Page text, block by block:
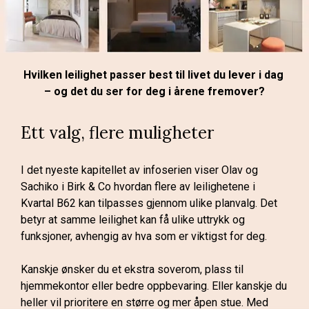
Du kan sette ditt eget preg på boligen eller velge blant
ferdig sammensatte løsninger utviklet av fagfolk. Slik
får du en helhet som fungerer – fra første kaffekopp
om morgenen til du lukker døren bak deg om kvelden.
Se kapittel 7: Interiør
Her forteller Anne May fra PrivatMegleren mer om
fargevalg til lysere og mer moderne kombinasjoner.
Enten du vet akkurat hva du liker, eller ønsker hjelp til å
finne det rette uttrykket, får du et gjennomført hjem som
føles som ditt.
Episoden finner du her 👇🏼
Hvilken leilighet passer best til livet du lever i dag
– og det du ser for deg i årene fremover?
Ett valg, flere muligheter
I det nyeste kapitellet av infoserien viser Olav og
Sachiko i Birk & Co hvordan flere av leilighetene i
Kvartal B62 kan tilpasses gjennom ulike planvalg. Det
betyr at samme leilighet kan få ulike uttrykk og
funksjoner, avhengig av hva som er viktigst for deg.
Kanskje ønsker du et ekstra soverom, plass til
hjemmekontor eller bedre oppbevaring. Eller kanskje du
heller vil prioritere en større og mer åpen stue. Med